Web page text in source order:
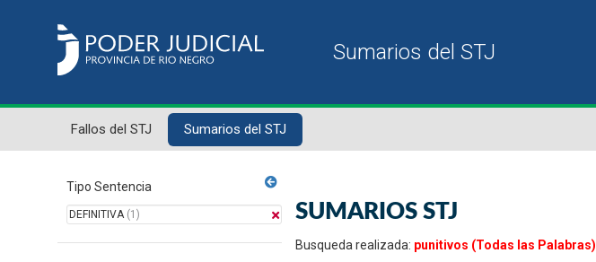
Fallos del STJ Sumarios del STJ
Tipo Sentencia
DEFINITIVA(1) SUMARIOS STJ
Busqueda realizada: punitivos (Todas las Palabras)